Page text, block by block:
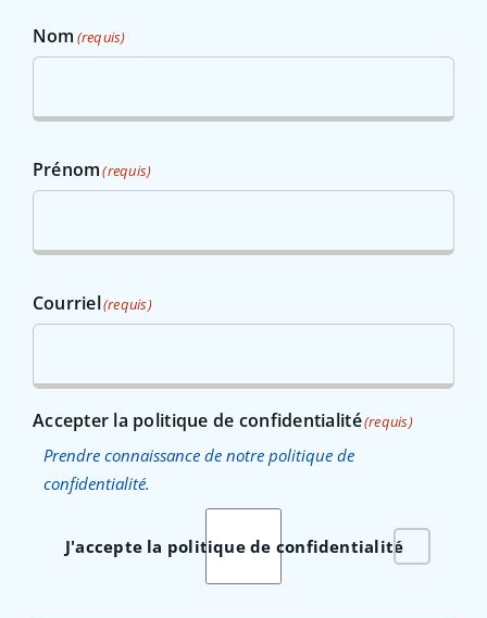
Nom (requis)
Prénom(requis)
Courriel(requis)
Accepter la politique de confidentialité(requis)
Prendre connaissance de notre politique de
confidentialité.
J'accepte la politique de confidentialité